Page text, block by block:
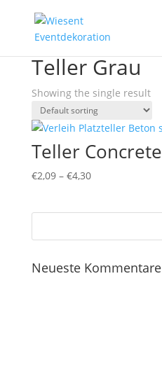
Teller Grau
Showing the single result
Teller Concrete
€2,09– €4,30
Neueste Kommentare